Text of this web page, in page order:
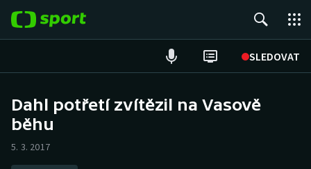
SLEDOVAT
Hokej
Dahl potřetí zvítězil na Vasově
běhu
5. 3. 2017